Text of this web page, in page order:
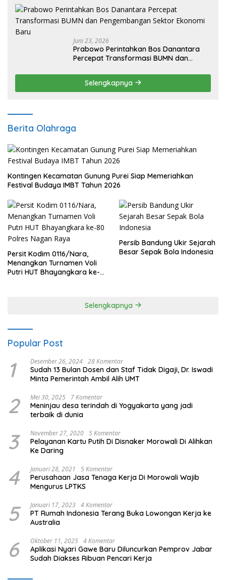
Juni 23, 2026
Prabowo Perintahkan Bos Danantara
Percepat Transformasi BUMN dan
Selengkapnya
Berita Olahraga
Kontingen Kecamatan Gunung Purei Siap Memeriahkan
Festival Budaya IMBT Tahun 2026
Persit Kodim 0116/Nara,
Menangkan Turnamen Voli
Putri HUT Bhayangkara ke-
Persib Bandung Ukir Sejarah
Besar Sepak Bola Indonesia
Selengkapnya
Popular Post
1 Desember 26, 2024 28 Komentar
Sudah 13 Bulan Dosen dan Staf Tidak Digaji, Dr. Iswadi
Minta Pemerintah Ambil Alih UMT
2 Mei 30, 2025 7 Komentar
Meninjau desa terindah di Yogyakarta yang jadi
terbaik di dunia
3 November 27, 2020 5 Komentar
Pelayanan Kartu Putih Di Disnaker Morowali Di Alihkan
Ke Daring
4 Januari 28, 2021 5 Komentar
Perusahaan Jasa Tenaga Kerja Di Morowali Wajib
Mengurus LPTKS
5 Januari 17, 2023 4 Komentar
PT Rumah Indonesia Terang Buka Lowongan Kerja ke
Australia
6 Oktober 11, 2025 4 Komentar
Aplikasi Nyari Gawe Baru Diluncurkan Pemprov Jabar
Sudah Diakses Ribuan Pencari Kerja